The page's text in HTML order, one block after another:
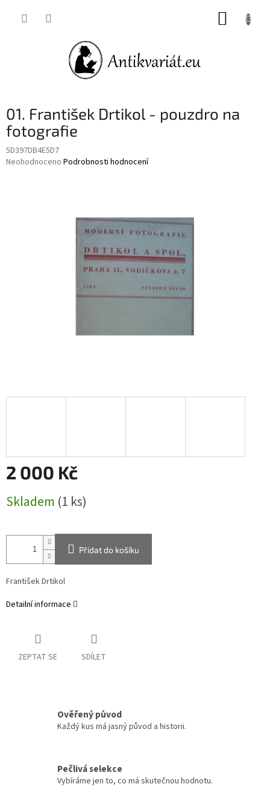
01. František Drtikol - pouzdro na
fotografie
5D397DB4E5D7
Průměrné
Neohodnoceno Podrobnosti hodnocení
2 000 Kč
cena:
Skladem (1 ks)
Přidat do košíku
František Drtikol
Detailní informace
ZEPTAT SE SDÍLET
Ověřený původ
Každý kus má jasný původ a historii.
Pečlivá selekce
Vybíráme jen to, co má skutečnou hodnotu.